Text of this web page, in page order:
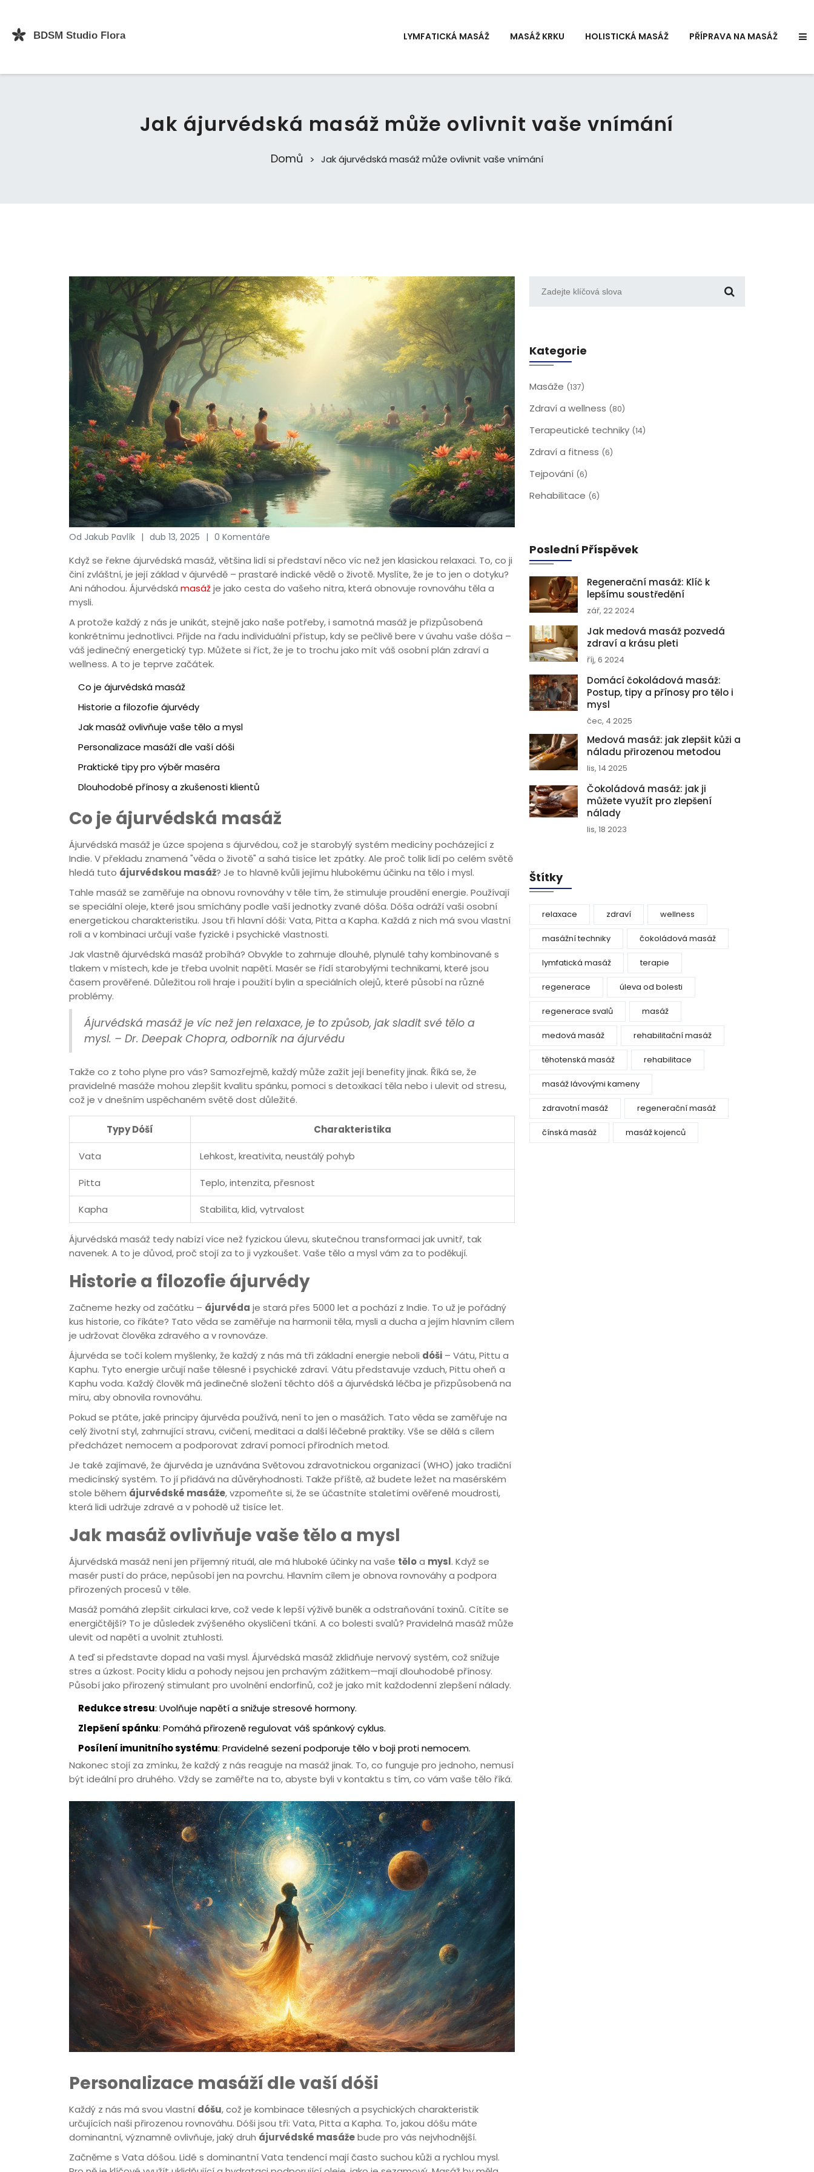
LYMFATICKÁ MASÁŽ MASÁŽ KRKU HOLISTICKÁ MASÁŽ PŘÍPRAVA NA MASÁŽ
Jak ájurvédská masáž může ovlivnit vaše vnímání
Domů Jak ájurvédská masáž může ovlivnit vaše vnímání
Od Jakub Pavlík dub 13, 2025 0 Komentáře
Když se řekne ájurvédská masáž, většina lidí si představí něco víc než jen klasickou relaxaci. To, co ji
činí zvláštní, je její základ v ájurvédě – prastaré indické vědě o životě. Myslíte, že je to jen o dotyku?
Ani náhodou. Ájurvédská masážje jako cesta do vašeho nitra, která obnovuje rovnováhu těla a
mysli.
A protože každý z nás je unikát, stejně jako naše potřeby, i samotná masáž je přizpůsobená
konkrétnímu jednotlivci. Přijde na řadu individuální přístup, kdy se pečlivě bere v úvahu vaše dóša –
váš jedinečný energetický typ. Můžete si říct, že je to trochu jako mít váš osobní plán zdraví a
wellness. A to je teprve začátek.
Co je ájurvédská masáž
Historie a filozofie ájurvédy
Jak masáž ovlivňuje vaše tělo a mysl
Personalizace masáží dle vaší dóši
Praktické tipy pro výběr maséra
Dlouhodobé přínosy a zkušenosti klientů
Co je ájurvédská masáž
Ájurvédská masáž je úzce spojena s ájurvédou, což je starobylý systém medicíny pocházející z
Indie. V překladu znamená "věda o životě" a sahá tisíce let zpátky. Ale proč tolik lidí po celém světě
hledá tuto ájurvédskou masáž? Je to hlavně kvůli jejímu hlubokému účinku na tělo i mysl.
Tahle masáž se zaměřuje na obnovu rovnováhy v těle tím, že stimuluje proudění energie. Používají
se speciální oleje, které jsou smíchány podle vaší jednotky zvané dóša. Dóša odráží vaši osobní
energetickou charakteristiku. Jsou tři hlavní dóši: Vata, Pitta a Kapha. Každá z nich má svou vlastní
roli a v kombinaci určují vaše fyzické i psychické vlastnosti.
Jak vlastně ájurvédská masáž probíhá? Obvykle to zahrnuje dlouhé, plynulé tahy kombinované s
tlakem v místech, kde je třeba uvolnit napětí. Masér se řídí starobylými technikami, které jsou
časem prověřené. Důležitou roli hraje i použití bylin a speciálních olejů, které působí na různé
problémy.
Ájurvédská masáž je víc než jen relaxace, je to způsob, jak sladit své tělo a
mysl. – Dr. Deepak Chopra, odborník na ájurvédu
Takže co z toho plyne pro vás? Samozřejmě, každý může zažít její benefity jinak. Říká se, že
pravidelné masáže mohou zlepšit kvalitu spánku, pomoci s detoxikací těla nebo i ulevit od stresu,
což je v dnešním uspěchaném světě dost důležité.
Typy Dóší Charakteristika
Vata Lehkost, kreativita, neustálý pohyb
Pitta Teplo, intenzita, přesnost
Kapha Stabilita, klid, vytrvalost
Ájurvédská masáž tedy nabízí více než fyzickou úlevu, skutečnou transformaci jak uvnitř, tak
navenek. A to je důvod, proč stojí za to ji vyzkoušet. Vaše tělo a mysl vám za to poděkují.
Historie a filozofie ájurvédy
Začneme hezky od začátku – ájurvéda je stará přes 5000 let a pochází z Indie. To už je pořádný
kus historie, co říkáte? Tato věda se zaměřuje na harmonii těla, mysli a ducha a jejím hlavním cílem
je udržovat člověka zdravého a v rovnováze.
Ájurvéda se točí kolem myšlenky, že každý z nás má tři základní energie neboli dóši – Vátu, Pittu a
Kaphu. Tyto energie určují naše tělesné i psychické zdraví. Vátu představuje vzduch, Pittu oheň a
Kaphu voda. Každý člověk má jedinečné složení těchto dóš a ájurvédská léčba je přizpůsobená na
míru, aby obnovila rovnováhu.
Pokud se ptáte, jaké principy ájurvéda používá, není to jen o masážích. Tato věda se zaměřuje na
celý životní styl, zahrnující stravu, cvičení, meditaci a další léčebné praktiky. Vše se dělá s cílem
předcházet nemocem a podporovat zdraví pomocí přírodních metod.
Je také zajímavé, že ájurvéda je uznávána Světovou zdravotnickou organizací (WHO) jako tradiční
medicínský systém. To jí přidává na důvěryhodnosti. Takže příště, až budete ležet na masérském
stole během ájurvédské masáže, vzpomeňte si, že se účastníte staletími ověřené moudrosti,
která lidi udržuje zdravé a v pohodě už tisíce let.
Jak masáž ovlivňuje vaše tělo a mysl
Ájurvédská masáž není jen příjemný rituál, ale má hluboké účinky na vaše těloa mysl. Když se
masér pustí do práce, nepůsobí jen na povrchu. Hlavním cílem je obnova rovnováhy a podpora
přirozených procesů v těle.
Masáž pomáhá zlepšit cirkulaci krve, což vede k lepší výživě buněk a odstraňování toxinů. Cítíte se
energičtější? To je důsledek zvýšeného okysličení tkání. A co bolesti svalů? Pravidelná masáž může
ulevit od napětí a uvolnit ztuhlosti.
A teď si představte dopad na vaši mysl. Ájurvédská masáž zklidňuje nervový systém, což snižuje
stres a úzkost. Pocity klidu a pohody nejsou jen prchavým zážitkem—mají dlouhodobé přínosy.
Působí jako přirozený stimulant pro uvolnění endorfinů, což je jako mít každodenní zlepšení nálady.
Redukce stresu: Uvolňuje napětí a snižuje stresové hormony.
Zlepšení spánku: Pomáhá přirozeně regulovat váš spánkový cyklus.
Posílení imunitního systému: Pravidelné sezení podporuje tělo v boji proti nemocem.
Nakonec stojí za zmínku, že každý z nás reaguje na masáž jinak. To, co funguje pro jednoho, nemusí
být ideální pro druhého. Vždy se zaměřte na to, abyste byli v kontaktu s tím, co vám vaše tělo říká.
Personalizace masáží dle vaší dóši
Každý z nás má svou vlastní dóšu, což je kombinace tělesných a psychických charakteristik
určujících naši přirozenou rovnováhu. Dóši jsou tři: Vata, Pitta a Kapha. To, jakou dóšu máte
dominantní, významně ovlivňuje, jaký druh ájurvédské masážebude pro vás nejvhodnější.
Začněme s Vata dóšou. Lidé s dominantní Vata tendencí mají často suchou kůži a rychlou mysl.
Kategorie
Masáže (137)
Zdraví a wellness (80)
Terapeutické techniky (14)
Zdraví a fitness (6)
Tejpování (6)
Rehabilitace (6)
Poslední Příspěvek
Regenerační masáž: Klíč k
lepšímu soustředění
zář, 22 2024
Jak medová masáž pozvedá
zdraví a krásu pleti
říj, 6 2024
Domácí čokoládová masáž:
Postup, tipy a přínosy pro tělo i
mysl
čec, 4 2025
Medová masáž: jak zlepšit kůži a
náladu přirozenou metodou
lis, 14 2025
Čokoládová masáž: jak ji
můžete využít pro zlepšení
nálady
lis, 18 2023
Štítky
relaxace zdraví wellness
masážní techniky čokoládová masáž
lymfatická masáž terapie
regenerace úleva od bolesti
regenerace svalů masáž
medová masáž rehabilitační masáž
těhotenská masáž rehabilitace
masáž lávovými kameny
zdravotní masáž regenerační masáž
čínská masáž masáž kojenců